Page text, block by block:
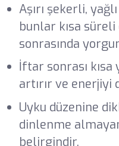
Aşırı şekerli,
bunlar kısa
sonrasında
İftar sonrası kısa
artırır ve enerjiyi
Uyku düzenine
dinlenme
belirgindir.